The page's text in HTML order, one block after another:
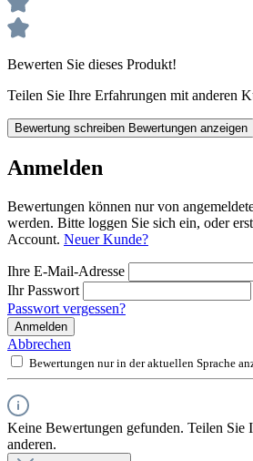
Bewerten Sie dieses Produkt!
Teilen Sie Ihre Erfahrungen mit anderen
Bewertung schreiben Bewertungen anzeigen
Anmelden
Bewertungen können nur von
werden. Bitte loggen Sie sich ein, oder
Account. Neuer Kunde?
Ihre E-Mail-Adresse
Ihr Passwort
Passwort vergessen?
Anmelden
Abbrechen
Bewertungen nur in der aktuellen Sprache
Keine Bewertungen gefunden. Teilen Sie
anderen.